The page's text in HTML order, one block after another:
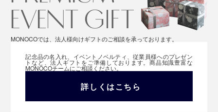
MONOCOでは、法人様向けギフトのご相談を承っております。
記念品の名入れ、イベントノベルティ、従業員様へのプレゼン
トなど、法人ギフトをご準備しております。商品知識豊富な
MONOCOチームにご相談ください。
詳しくはこちら